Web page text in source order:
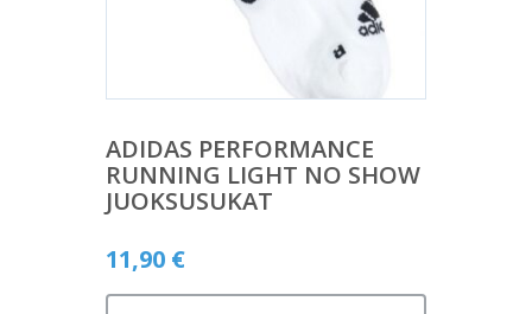
ADIDAS PERFORMANCE
RUNNING LIGHT NO SHOW
JUOKSUSUKAT
11,90 €